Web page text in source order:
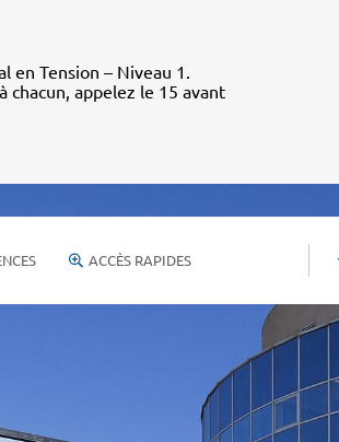
en Tension – Niveau 1.
chacun, appelez le 15 avant
ACCÈS RAPIDES